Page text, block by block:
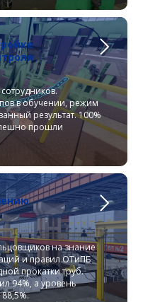
в обучении, режим
результат. 100%
прошли
на знание
и правил ОТиПБ
прокатки труб.
94%, а уровень